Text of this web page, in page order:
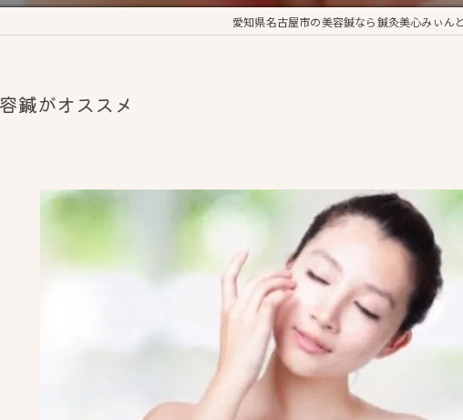
愛知県名古屋市の美容鍼なら鍼灸美心みぃん
鍼がオススメ